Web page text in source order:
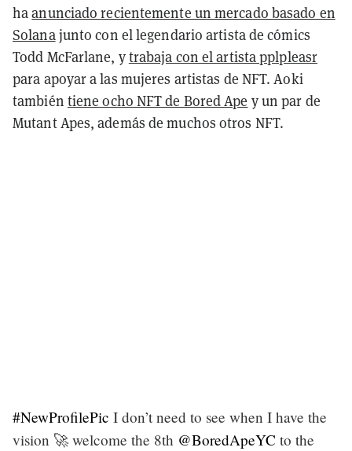
haanunciado recientemente un mercado basado en
Solanajunto con el legendario artista de cómics
Todd McFarlane, ytrabaja con el artista pplpleasr
para apoyar a las mujeres artistas de NFT. Aoki
también tiene ocho NFT de Bored Ape y un par de
Mutant Apes, además de muchos otros NFT.
#NewProfilePic I don’t need to see when I have the
vision 🚀 welcome the 8th @BoredApeYC to the